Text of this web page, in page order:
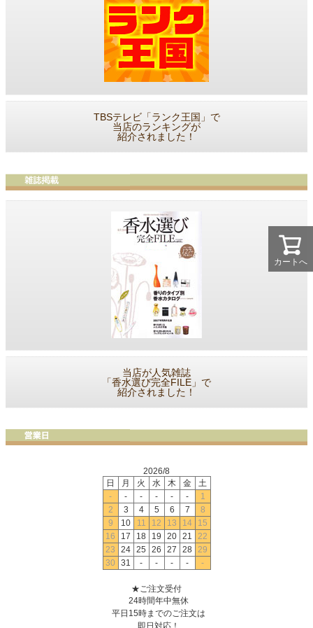
カートへ
TBSテレビ「ランク王国」で
当店のランキングが
紹介されました！
当店が人気雑誌
「香水選び完全FILE」で
紹介されました！
2026/8
日
月 火 水 木 金
土
-
- - - - -
1
2
3 4 5 6 7
8
9
10 11 12 13 14
15
16
17 18 19 20 21
22
23
24 25 26 27 28
29
30
31 - - - - -
★ご注文受付
24時間年中無休
平日15時までのご注文は
即日対応！